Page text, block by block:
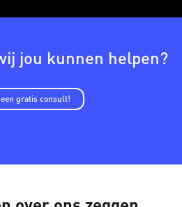
jou kunnen helpen?
gratis consult!